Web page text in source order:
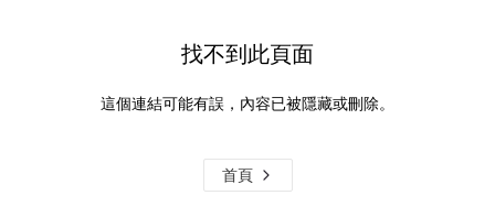
找不到此頁面
這個連結可能有誤，內容已被隱藏或刪除。
首頁